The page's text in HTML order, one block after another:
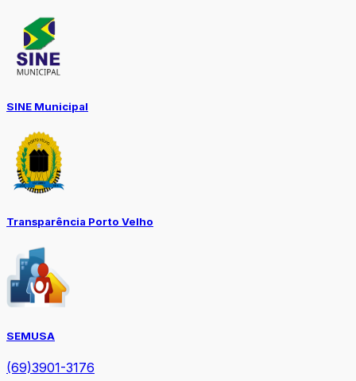
SINE Municipal
Transparência Porto Velho
SEMUSA
(69)3901-3176